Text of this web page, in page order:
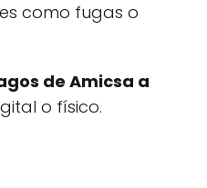
como fugas o
de Amicsa a
o físico.